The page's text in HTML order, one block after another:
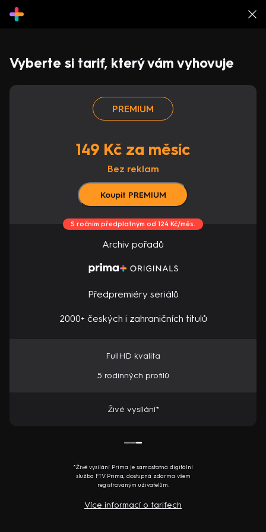
Vyberte si tarif, který vám vyhovuje
PREMIUM
149 Kč za měsíc
Bez reklam
Koupit PREMIUM
S ročním předplatným od 124 Kč/měs.
Archiv pořadů
Předpremiéry seriálů
2000+ českých i zahraničních titulů
FullHD kvalita
5 rodinných profilů
Živé vysílání*
*Živé vysílání Prima je samostatná digitální
služba FTV Prima, dostupná zdarma všem
registrovaným uživatelům.
Více informací o tarifech